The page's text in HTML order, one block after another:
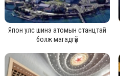
Япон улс шинэ атомын станцтай
болж магадгүй